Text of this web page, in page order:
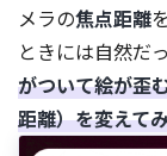
メラの焦点距離
ときには自然だ
がついて絵が歪
距離）を変えて